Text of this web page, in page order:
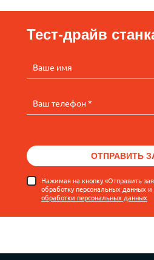
Тест-драйв
Ваше имя
Ваш телефон *
ОТПРАВИТЬ
Нажимая на кнопку «Отправить
обработку персональных данных
обработки персональных данных